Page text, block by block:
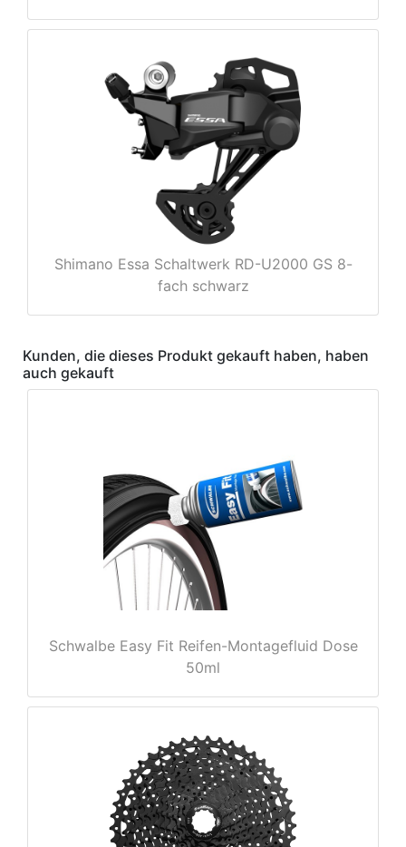
Shimano Essa Schaltwerk RD-U2000 GS 8-
fach schwarz
Kunden, die dieses Produkt gekauft haben, haben
auch gekauft
Schwalbe Easy Fit Reifen-Montagefluid Dose
50ml